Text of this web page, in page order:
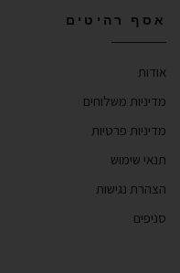
אסף רהיטים
אודות
מדיניות משלוחים
מדיניות פרטיות
תנאי שימוש
הצהרת נגישות
סניפים